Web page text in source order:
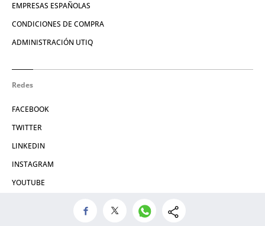
EMPRESAS ESPAÑOLAS
CONDICIONES DE COMPRA
ADMINISTRACIÓN UTIQ
Redes
FACEBOOK
TWITTER
LINKEDIN
INSTAGRAM
YOUTUBE